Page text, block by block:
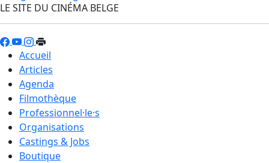
LE SITE DU CINÉMA BELGE
Accueil
Articles
Agenda
Filmothèque
Professionnel·le·s
Organisations
Castings & Jobs
Boutique